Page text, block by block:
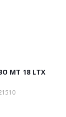
MT 18 LTX